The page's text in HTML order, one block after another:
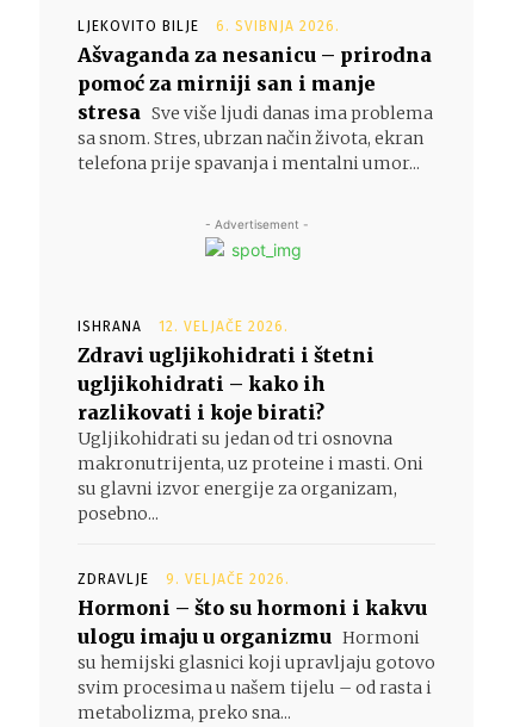
LJEKOVITO BILJE 6. SVIBNJA 2026.
Ašvaganda za nesanicu – prirodna
pomoć za mirniji san i manje
stresa Sve više ljudi danas ima problema
sa snom. Stres, ubrzan način života, ekran
telefona prije spavanja i mentalni umor...
- Advertisement -
ISHRANA 12. VELJAČE 2026.
Zdravi ugljikohidrati i štetni
ugljikohidrati – kako ih
razlikovati i koje birati?
Ugljikohidrati su jedan od tri osnovna
makronutrijenta, uz proteine i masti. Oni
su glavni izvor energije za organizam,
posebno...
ZDRAVLJE 9. VELJAČE 2026.
Hormoni – što su hormoni i kakvu
ulogu imaju u organizmu Hormoni
su hemijski glasnici koji upravljaju gotovo
svim procesima u našem tijelu – od rasta i
metabolizma, preko sna...